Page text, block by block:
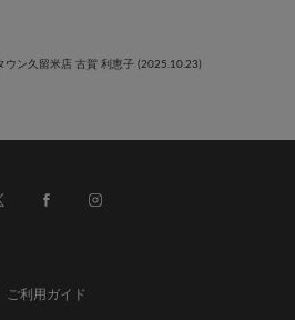
ウン久留米店 古賀 利恵子 (2025.10.23)
ご利用ガイド